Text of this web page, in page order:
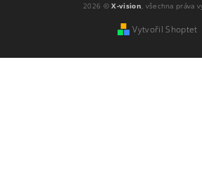
2026 ©X-vision, všechna práva
Vytvořil Shoptet